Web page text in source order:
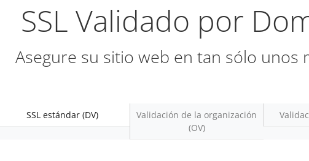
SSL Validado por
Asegure su sitio web en tan sólo unos
SSL estándar (DV)
Validación de la organización
(OV)